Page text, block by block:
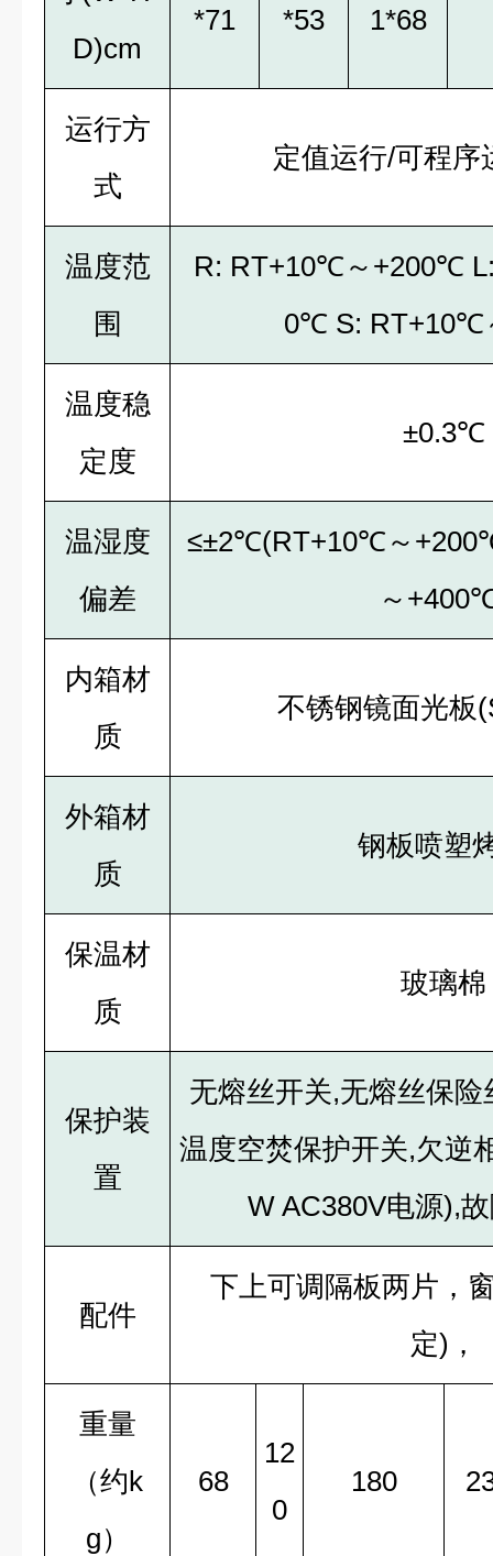
D)cm
*71 *53 1*68
运行方
式
定值运行/可程序
温度范
围
R: RT+10℃～+200℃
0℃ S: RT+10℃
温度稳
定度
±0.3℃
温湿度
偏差
≤±2℃(RT+10℃～
～
内箱材
质
不锈钢镜面光板
外箱材
质
钢板喷塑
保温材
质
玻璃棉
保护装
置
无熔丝开关,无熔丝保
温度空焚保护开关,欠逆
W AC380V电源),
配件
下上可调隔板两片，
定)，
重量
（约k
g）
68
12
0
180